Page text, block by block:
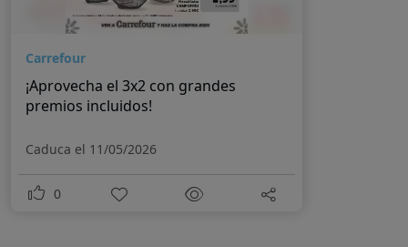
Carrefour
¡Aprovecha el 3x2 con grandes
premios incluidos!
Caduca el 11/05/2026
0